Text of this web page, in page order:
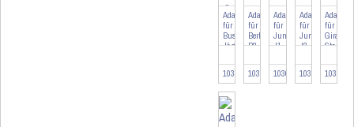
Adapter
für
Busch-
Jäger
103090
Adapter
für
Berker
B2
103263
Adapter
für
Jung
J1
103095
Adapter
für
Jung
J2
103478
Adapter
für
Gira
Standard
103092